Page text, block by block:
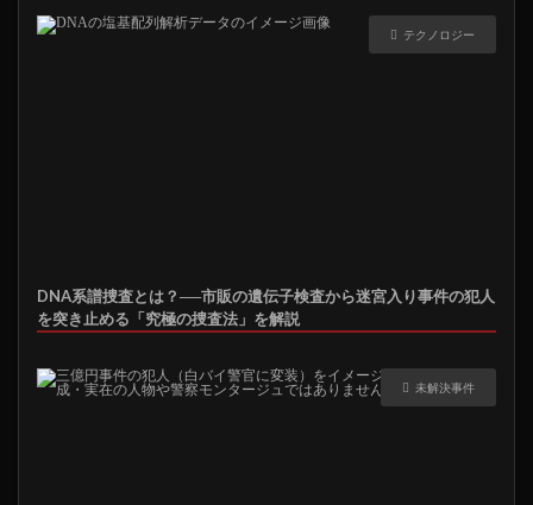
テクノロジー
DNA系譜捜査とは？──市販の遺伝子検査から迷宮入り事件の犯人
を突き止める「究極の捜査法」を解説
未解決事件